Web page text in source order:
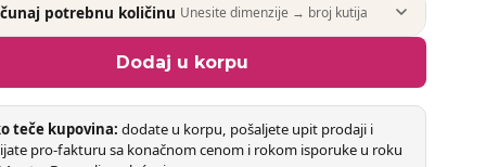
potrebnu količinu Unesite dimenzije → broj kutija
Dodaj u korpu
teče kupovina: dodate u korpu, pošaljete upit prodaji i
pro-fakturu sa konačnom cenom i rokom isporuke u roku